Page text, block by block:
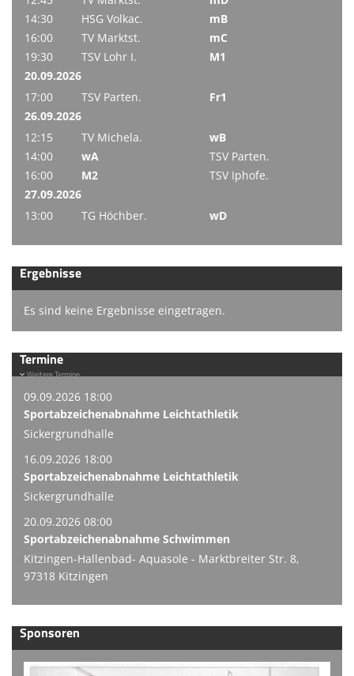
14:30
HSG Volkac.
mB
16:00
TV Marktst.
mC
19:30
TSV Lohr I.
M1
20.09.2026
17:00
TSV Parten.
Fr1
26.09.2026
12:15
TV Michela.
wB
14:00
wA
TSV Parten.
16:00
M2
TSV Iphofe.
27.09.2026
13:00
TG Höchber. wD
Ergebnisse
Es sind keine Ergebnisse eingetragen.
Termine
Weitere Termine
09.09.2026 18:00
Sportabzeichenabnahme Leichtathletik
Sickergrundhalle
16.09.2026 18:00
Sportabzeichenabnahme Leichtathletik
Sickergrundhalle
20.09.2026 08:00
Sportabzeichenabnahme Schwimmen
Kitzingen-Hallenbad- Aquasole - Marktbreiter Str. 8,
97318 Kitzingen
Sponsoren